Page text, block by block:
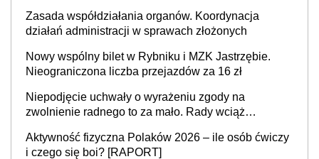
Zasada współdziałania organów. Koordynacja
działań administracji w sprawach złożonych
Nowy wspólny bilet w Rybniku i MZK Jastrzębie.
Nieograniczona liczba przejazdów za 16 zł
Niepodjęcie uchwały o wyrażeniu zgody na
zwolnienie radnego to za mało. Rady wciąż
sprawy
Aktywność fizyczna Polaków 2026 – ile osób ćwiczy
i czego się boi? [RAPORT]